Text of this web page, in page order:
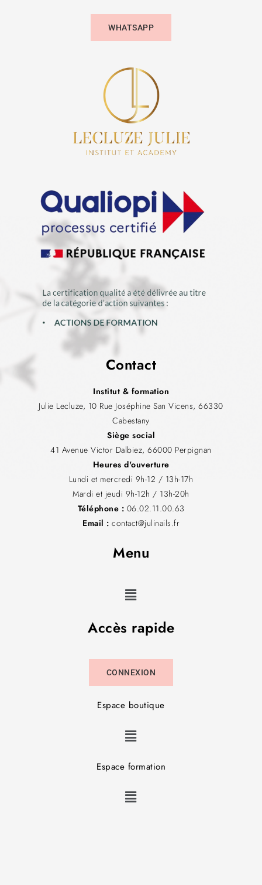
WHATSAPP
Contact
Institut & formation
Julie Lecluze, 10 Rue Joséphine San Vicens, 66330
Cabestany
Siège social
41 Avenue Victor Dalbiez, 66000 Perpignan
Heures d'ouverture
Lundi et mercredi 9h-12 / 13h-17h
Mardi et jeudi 9h-12h / 13h-20h
Téléphone : 06.02.11.00.63
Email : contact@julinails.fr
Menu
Accès rapide
CONNEXION
Espace boutique
Espace formation